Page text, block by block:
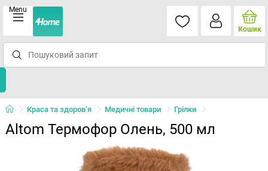
Menu
Кошик
Краса та здоров’я Медичні товари Грілки
Altom Термофор Олень, 500 мл